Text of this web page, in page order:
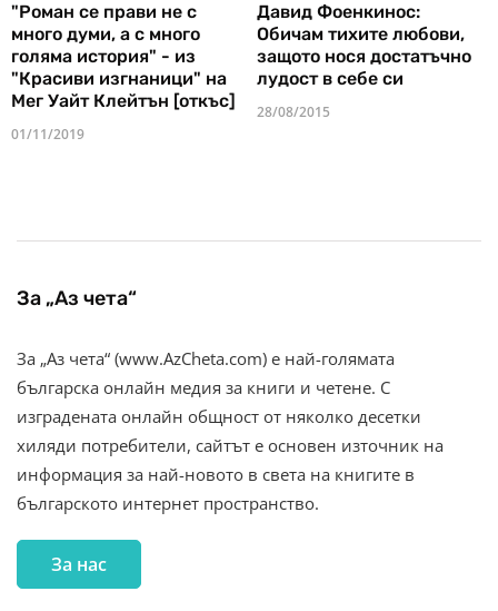
"Роман се прави не с
много думи, а с много
голяма история" - из
"Красиви изгнаници" на
Мег Уайт Клейтън [откъс]
01/11/2019
Давид Фоенкинос:
Обичам тихите любови,
защото нося достатъчно
лудост в себе си
28/08/2015
За „Аз чета“
За „Аз чета“ (www.AzCheta.com) е най-голямата
българска онлайн медия за книги и четене. С
изградената онлайн общност от няколко десетки
хиляди потребители, сайтът е основен източник на
информация за най-новото в света на книгите в
българското интернет пространство.
За нас